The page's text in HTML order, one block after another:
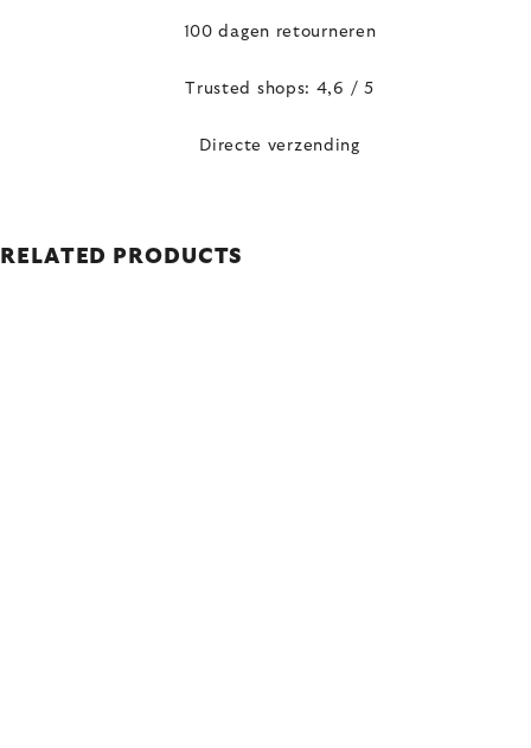
100 dagen retourneren
Trusted shops: 4,6 / 5
Directe verzending
RELATED PRODUCTS